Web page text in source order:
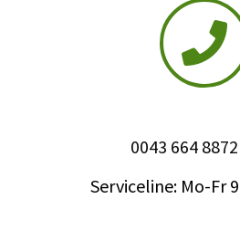
0043 664
Serviceline: Mo-Fr